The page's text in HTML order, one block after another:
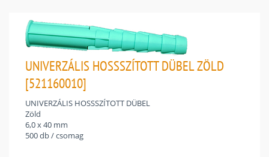
UNIVERZÁLIS HOSSSZÍTOTT DÜBEL ZÖLD
[521160010]
UNIVERZÁLIS HOSSSZÍTOTT DÜBEL
Zöld
6,0 x 40 mm
500 db / csomag